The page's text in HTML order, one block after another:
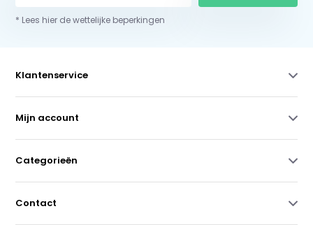
* Lees hier de wettelijke beperkingen
Klantenservice
Mijn account
Categorieën
Contact